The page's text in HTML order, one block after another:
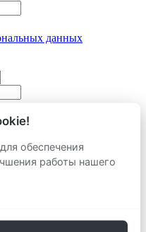
данных
данных
обеспечения
работы нашего